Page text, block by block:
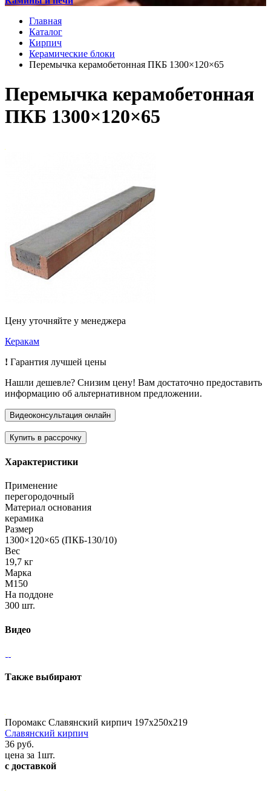
Главная
Каталог
Кирпич
Керамические блоки
Перемычка керамобетонная ПКБ 1300×120×65
Перемычка керамобетонная
ПКБ 1300×120×65
Цену уточняйте у менеджера
Керакам
! Гарантия лучшей цены
Нашли дешевле? Снизим цену! Вам достаточно предоставить
информацию об альтернативном предложении.
Характеристики
Применение
перегородочный
Материал основания
керамика
Размер
1300×120×65 (ПКБ-130/10)
Вес
19,7 кг
Марка
М150
На поддоне
300 шт.
Видео
Также выбирают
Поромакс Славянский кирпич 197х250х219
Славянский кирпич
36 руб.
цена за 1шт.
с доставкой